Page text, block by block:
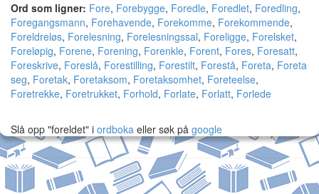
Ord som ligner: Fore, Forebygge, Foredle, Foredlet, Foredling,
Foregangsmann, Forehavende, Forekomme, Forekommende,
Foreldreløs, Forelesning, Forelesningssal, Foreligge, Forelsket,
Foreløpig, Forene, Forening, Forenkle, Forent, Fores, Foresatt,
Foreskrive, Foreslå, Forestilling, Forestilt, Forestå, Foreta, Foreta
seg, Foretak, Foretaksom, Foretaksomhet, Foreteelse,
Foretrekke, Foretrukket, Forhold, Forlate, Forlatt, Forlede
Slå opp "foreldet" i ordboka eller søk på google